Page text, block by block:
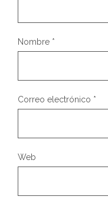
Nombre *
Correo electrónico *
Web